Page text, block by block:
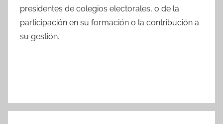
presidentes de colegios electorales, o de la
participación en su formación o la contribución a
su gestión.